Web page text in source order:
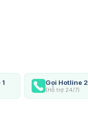
Gọi Hotline 2
(Hỗ trợ 24/7)